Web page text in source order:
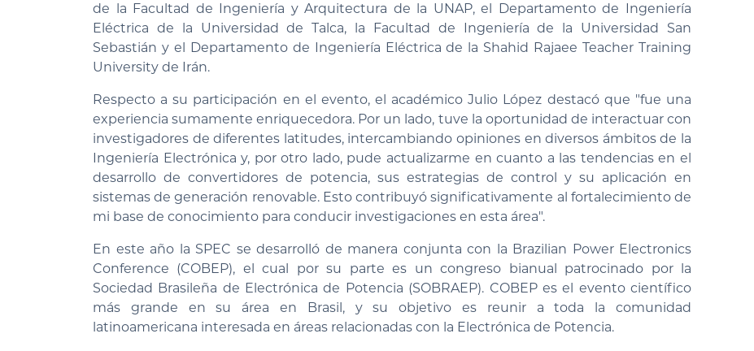
de la Facultad de Ingeniería y Arquitectura de la UNAP, el Departamento de Ingeniería
Eléctrica de la Universidad de Talca, la Facultad de Ingeniería de la Universidad San
Sebastián y el Departamento de Ingeniería Eléctrica de la Shahid Rajaee Teacher Training
University de Irán.
Respecto a su participación en el evento, el académico Julio López destacó que "fue una
experiencia sumamente enriquecedora. Por un lado, tuve la oportunidad de interactuar con
investigadores de diferentes latitudes, intercambiando opiniones en diversos ámbitos de la
Ingeniería Electrónica y, por otro lado, pude actualizarme en cuanto a las tendencias en el
desarrollo de convertidores de potencia, sus estrategias de control y su aplicación en
sistemas de generación renovable. Esto contribuyó significativamente al fortalecimiento de
mi base de conocimiento para conducir investigaciones en esta área".
En este año la SPEC se desarrolló de manera conjunta con la Brazilian Power Electronics
Conference (COBEP), el cual por su parte es un congreso bianual patrocinado por la
Sociedad Brasileña de Electrónica de Potencia (SOBRAEP). COBEP es el evento científico
más grande en su área en Brasil, y su objetivo es reunir a toda la comunidad
latinoamericana interesada en áreas relacionadas con la Electrónica de Potencia.